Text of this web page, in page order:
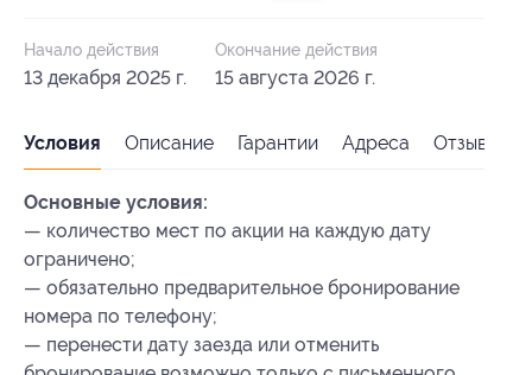
Начало действия
13 декабря 2025 г.
Окончание действия
15 августа 2026 г.
Условия Описание Гарантии Адреса Отзывы
Основные условия:
— количество мест по акции на каждую дату
ограничено;
— обязательно предварительное бронирование
номера по телефону;
— перенести дату заезда или отменить